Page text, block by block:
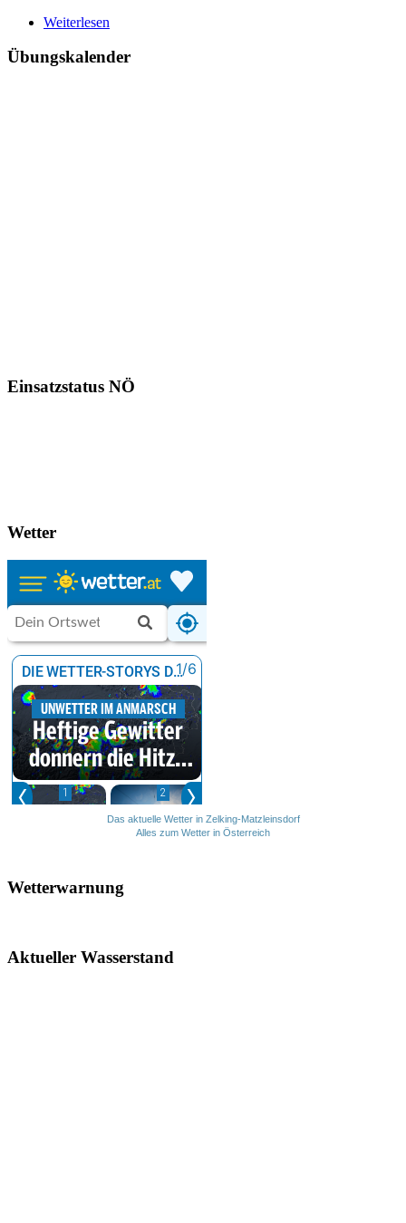
Weiterlesen
Übungskalender
Einsatzstatus NÖ
Wetter
Das aktuelle Wetter in Zelking-Matzleinsdorf
Alles zum Wetter in Österreich
Wetterwarnung
Aktueller Wasserstand